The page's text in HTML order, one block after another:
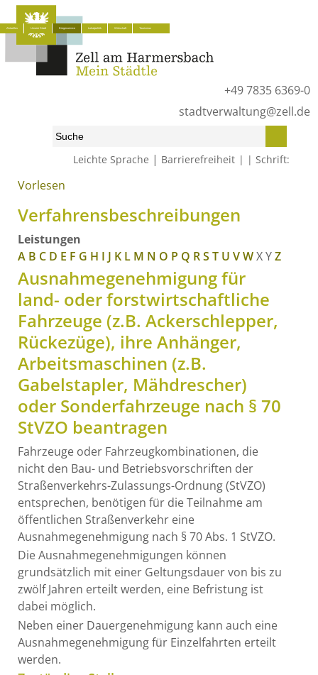
+49 7835 6369-0
stadtverwaltung@zell.de
Leichte Sprache | Barrierefreiheit Schrift:
Aktuelles Unsere Stadt Bürgerservice Lokalpolitik Wirtschaft Tourismus
Start» Bürgerservice »
Vorlesen
Verfahrensbeschreibungen
Leistungen
A B C D E F G H I J K L M N O P Q RS T U VWXYZ
Ausnahmegenehmigung für
land- oder forstwirtschaftliche
Fahrzeuge (z.B. Ackerschlepper,
Rückezüge), ihre Anhänger,
Arbeitsmaschinen (z.B.
Gabelstapler, Mähdrescher)
oder Sonderfahrzeuge nach § 70
StVZO beantragen
Fahrzeuge oder Fahrzeugkombinationen, die
nicht den Bau- und Betriebsvorschriften der
Straßenverkehrs-Zulassungs-Ordnung (StVZO)
entsprechen, benötigen für die Teilnahme am
öffentlichen Straßenverkehr eine
Ausnahmegenehmigung nach § 70 Abs. 1 StVZO.
Die Ausnahmegenehmigungen können
grundsätzlich mit einer Geltungsdauer von bis zu
zwölf Jahren erteilt werden, eine Befristung ist
dabei möglich.
Neben einer Dauergenehmigung kann auch eine
Ausnahmegenehmigung für Einzelfahrten erteilt
werden.